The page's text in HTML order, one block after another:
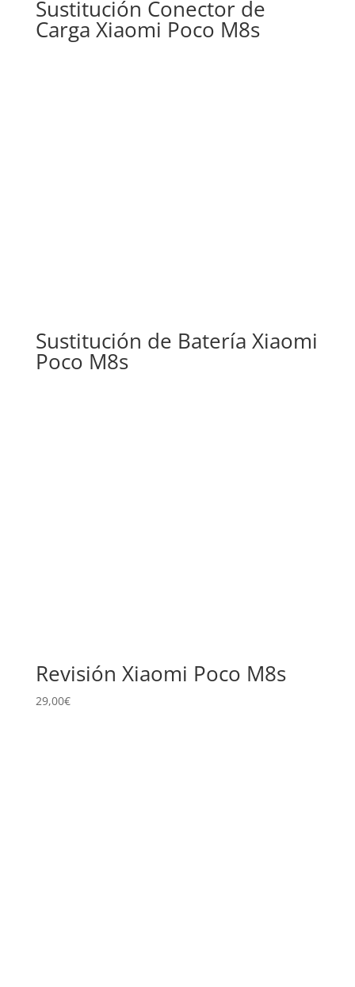
Sustitución Conector de
Carga Xiaomi Poco M8s
Sustitución de Batería Xiaomi
Poco M8s
Revisión Xiaomi Poco M8s
29,00€